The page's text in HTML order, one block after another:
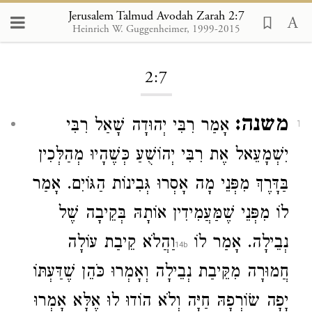
Jerusalem Talmud Avodah Zarah 2:7
Heinrich W. Guggenheimer, 1999-2015
Loading...
2:7
1 משנה: אָמַר רִבִּי יְהוּדָה שָׁאַל רִבִּי
יִשְׁמָעֵאל אֶת רִבִּי יְהוֹשֻׁעַ כְּשֶׁהָיוּ מְהַלְּכִין
בַּדָּרֶךְ מִפְּנֵי מָה אָסְרוּ גְּבִינוֹת הַגּוֹיִם. אָמַר
לוֹ מִפְּנֵי שֶׁמַּעֲמִידִין אוֹתָהּ בְּקֵיבָה שֶׁל
נְבֵילָה. אָמַר לוֹ
וַהֲלֹא קֵיבַת עוֹלָה
חֲמוּרָה מִקֵּיבַת נְבֵילָה וְאָמְרוּ כֹּהֵן שֶׁדַּעְתּוֹ
יָפָה שׂוֹרְפָהּ חַיָּה וְלֹא הוֹדוּ לוּ אֶלָּא אָמְרוּ